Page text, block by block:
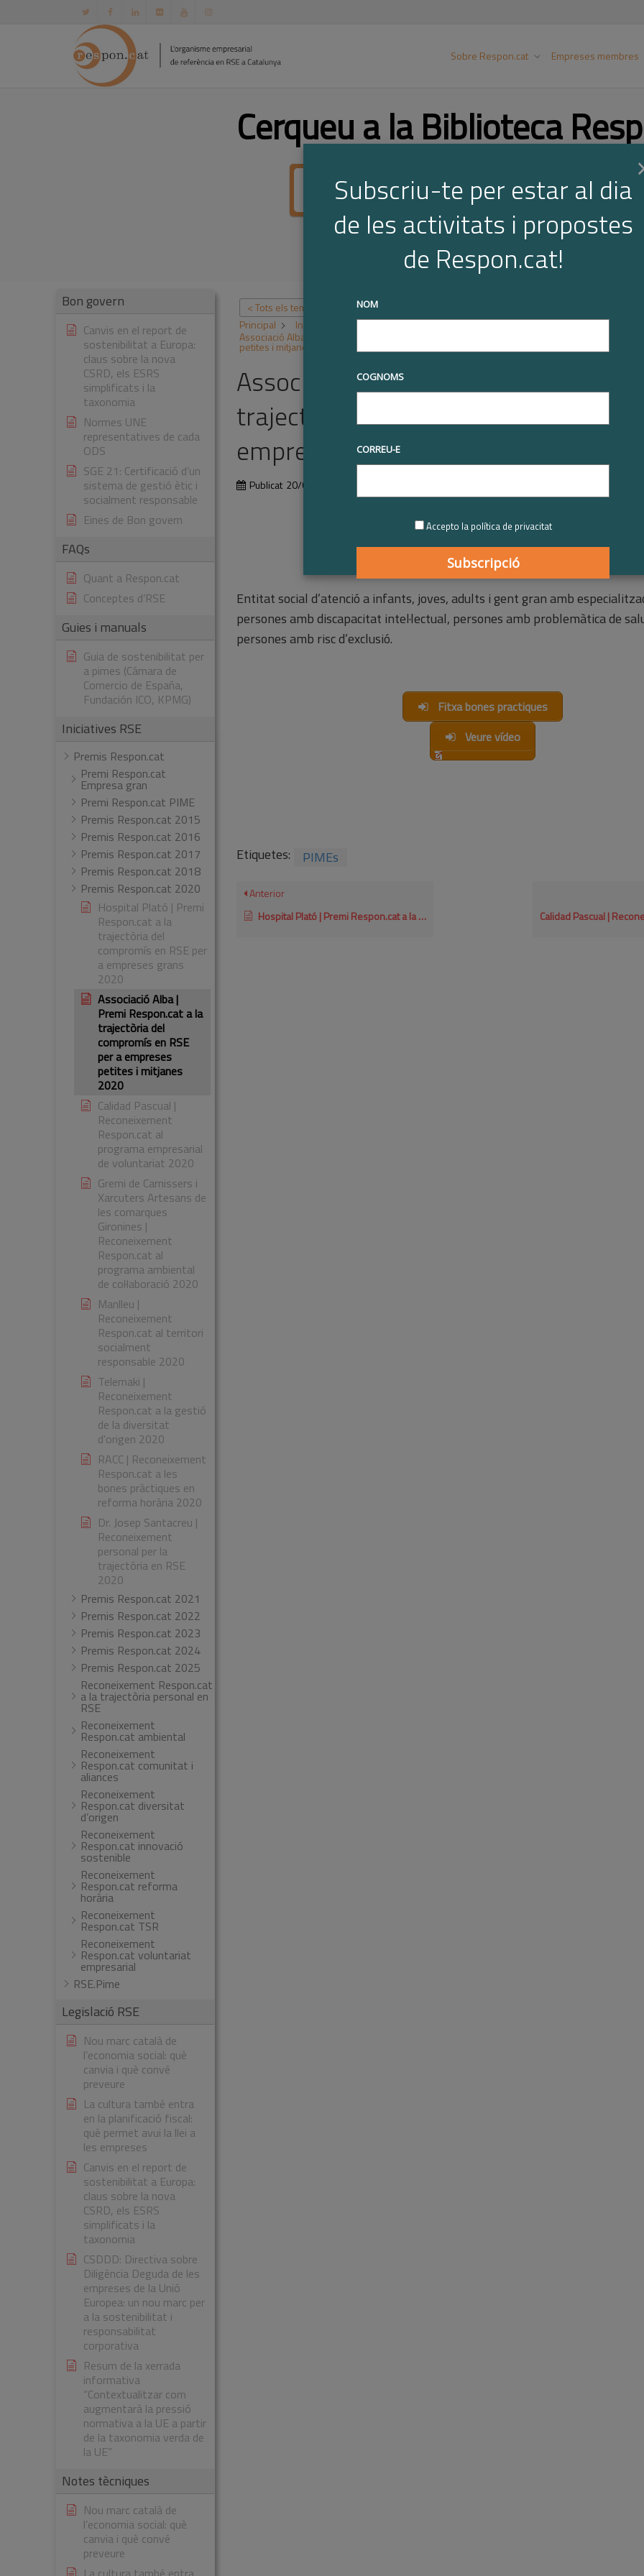
Sobre Respon.cat Empreses membres
Cerqueu a la Biblioteca
Bon govern
Canvis en el report de
sostenibilitat a Europa:
claus sobre la nova
CSRD, els ESRS
simplificats i la
taxonomia
Normes UNE
representatives de cada
ODS
SGE 21: Certificació d’un
sistema de gestió ètic i
socialment responsable
Eines de Bon govern
FAQs
Quant a Respon.cat
Conceptes d’RSE
Guies i manuals
Guia de sostenibilitat per
a pimes (Cámara de
Comercio de España,
Fundación ICO, KPMG)
Iniciatives RSE
Premis Respon.cat
Premi Respon.cat
Empresa gran
Premi Respon.cat PIME
Premis Respon.cat 2015
Premis Respon.cat 2016
Premis Respon.cat 2017
Premis Respon.cat 2018
Premis Respon.cat 2020
Hospital Plató | Premi
Respon.cat a la
trajectòria del
compromís en RSE per
a empreses grans
2020
Associació Alba |
Premi Respon.cat a la
trajectòria del
compromís en RSE
per a empreses
petites i mitjanes
2020
Calidad Pascual |
Reconeixement
Respon.cat al
programa empresarial
de voluntariat 2020
Gremi de Carnissers i
Xarcuters Artesans de
les comarques
Gironines |
Reconeixement
Respon.cat al
programa ambiental
de col·laboració 2020
Manlleu |
Reconeixement
Respon.cat al territori
socialment
responsable 2020
Telemaki |
Reconeixement
Respon.cat a la gestió
de la diversitat
d'origen 2020
RACC | Reconeixement
Respon.cat a les
bones pràctiques en
reforma horària 2020
Dr. Josep Santacreu |
Reconeixement
personal per la
trajectòria en RSE
2020
Premis Respon.cat 2021
Premis Respon.cat 2022
Premis Respon.cat 2023
Premis Respon.cat 2024
Premis Respon.cat 2025
Reconeixement Respon.cat
a la trajectòria personal en
RSE
Reconeixement
Respon.cat ambiental
Reconeixement
Respon.cat comunitat i
aliances
Reconeixement
Respon.cat diversitat
d’origen
Reconeixement
Respon.cat innovació
sostenible
Reconeixement
Respon.cat reforma
horària
Reconeixement
Respon.cat TSR
Reconeixement
Respon.cat voluntariat
empresarial
RSE.Pime
Legislació RSE
Nou marc català de
l’economia social: què
canvia i què convé
preveure
La cultura també entra
en la planificació fiscal:
què permet avui la llei a
les empreses
Canvis en el report de
sostenibilitat a Europa:
claus sobre la nova
CSRD, els ESRS
simplificats i la
taxonomia
CSDDD: Directiva sobre
Diligència Deguda de les
empreses de la Unió
Europea: un nou marc per
a la sostenibilitat i
responsabilitat
corporativa
Resum de la xerrada
informativa
“Contextualitzar com
augmentarà la pressió
normativa a la UE a partir
de la taxonomia verda de
la UE”
Notes tècniques
Nou marc català de
l’economia social: què
canvia i què convé
preveure
< Tots els temes
Principal
Iniciatives RSE Premis Respon.cat Premis Respon.cat 2020
Associació Alba | Premi Respon.cat a la trajectòria del compromís en RSE per a empreses
petites i mitjanes 2020
Associació Alba | Premi Respon.cat a la
trajectòria del compromís en RSE per a
empreses petites i mitjanes 2020
Publicat 20/01/2021
Entitat social d’atenció a infants, joves, adults i gent gran amb
persones amb discapacitat intel·lectual, persones amb problemàtica de
persones amb risc d’exclusió.
Fitxa bones practiques
Veure vídeo
Etiquetes: PIMEs
Anterior
Hospital Plató | Premi Respon.cat a la trajectòria del compromís en RSE per a empreses grans 2020
Subscriu-te per estar al dia
de les activitats i propostes
de Respon.cat!
NOM
COGNOMS
CORREU-E
Accepto la política de privacitat